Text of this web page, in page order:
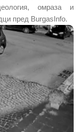
омраза и
пред BurgasInfo.